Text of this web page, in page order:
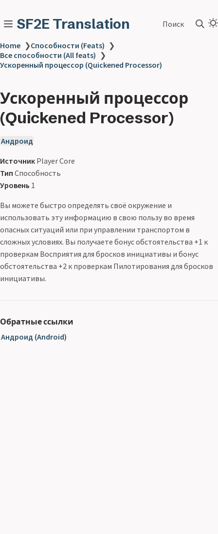
SF2E Translation Поиск
Home ❯Способности (Feats) ❯
Все способности (All feats) ❯
Ускоренный процессор (Quickened Processor)
Ускоренный процессор
(Quickened Processor)
Андроид
Источник Player Core
Тип Способность
Уровень 1
Вы можете быстро определять своё окружение и
использовать эту информацию в свою пользу во время
опасных ситуаций или при управлении транспортом в
сложных условиях. Вы получаете бонус обстоятельства +1 к
проверкам Восприятия для бросков инициативы и бонус
обстоятельства +2 к проверкам Пилотирования для бросков
инициативы.
Обратные ссылки
Андроид (Android)